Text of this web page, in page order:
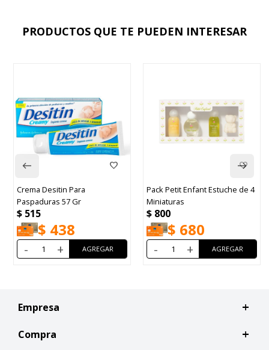
PRODUCTOS QUE TE PUEDEN INTERESAR
Crema Desitin Para
Paspaduras 57 Gr
$ 515
$ 438
- +
Pack Petit Enfant Estuche de 4
Miniaturas
$ 800
$ 680
- +
Empresa
Compra